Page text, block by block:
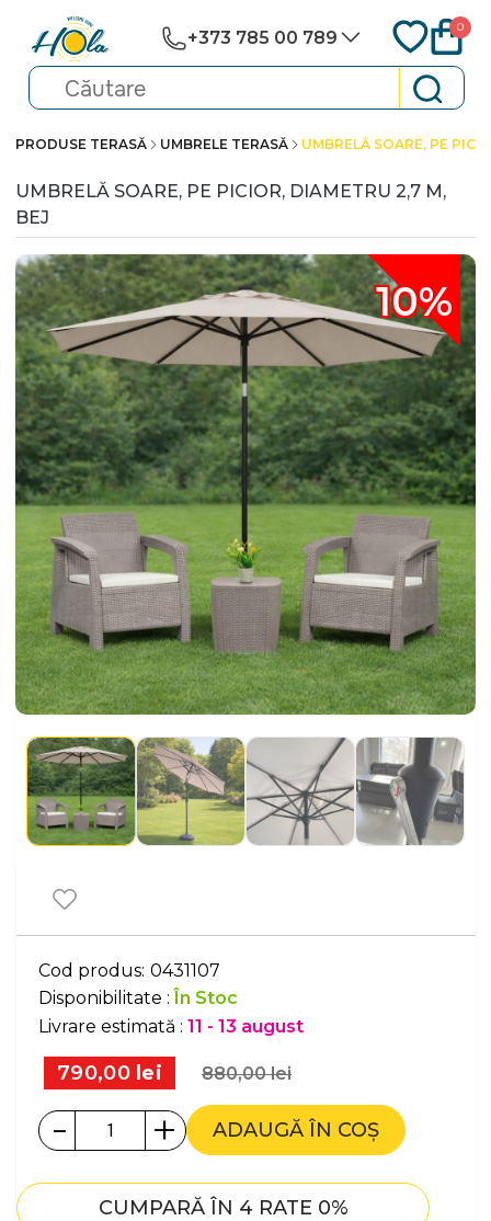
+373 785 00 789
0
PRODUSE TERASĂ UMBRELE TERASĂ UMBRELĂ SOARE, PE
UMBRELĂ SOARE, PE PICIOR, DIAMETRU 2,7 M,
BEJ
10%
Cod produs: 0431107
Disponibilitate :În Stoc
Livrare estimată : 11 - 13 august
790,00lei 880,00lei
- + ADAUGĂ ÎN COȘ
CUMPARĂ ÎN 4 RATE 0%